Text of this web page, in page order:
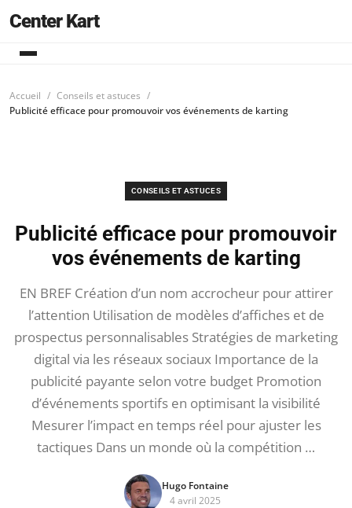
Center Kart
Accueil
Conseils et astuces
Publicité efficace pour promouvoir vos événements de karting
CONSEILS ET ASTUCES
Publicité efficace pour promouvoir
vos événements de karting
EN BREF Création d’un nom accrocheur pour attirer
l’attention Utilisation de modèles d’affiches et de
prospectus personnalisables Stratégies de marketing
digital via les réseaux sociaux Importance de la
publicité payante selon votre budget Promotion
d’événements sportifs en optimisant la visibilité
Mesurer l’impact en temps réel pour ajuster les
tactiques Dans un monde où la compétition …
Hugo Fontaine
4 avril 2025